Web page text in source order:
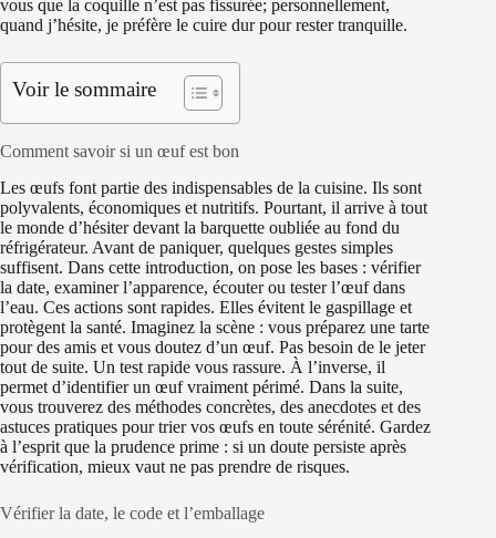
vous que la coquille n’est pas fissurée; personnellement,
quand j’hésite, je préfère le cuire dur pour rester tranquille.
Voir le sommaire
Comment savoir si un œuf est bon
Les œufs font partie des indispensables de la cuisine. Ils sont
polyvalents, économiques et nutritifs. Pourtant, il arrive à tout
le monde d’hésiter devant la barquette oubliée au fond du
réfrigérateur. Avant de paniquer, quelques gestes simples
suffisent. Dans cette introduction, on pose les bases : vérifier
la date, examiner l’apparence, écouter ou tester l’œuf dans
l’eau. Ces actions sont rapides. Elles évitent le gaspillage et
protègent la santé. Imaginez la scène : vous préparez une tarte
pour des amis et vous doutez d’un œuf. Pas besoin de le jeter
tout de suite. Un test rapide vous rassure. À l’inverse, il
permet d’identifier un œuf vraiment périmé. Dans la suite,
vous trouverez des méthodes concrètes, des anecdotes et des
astuces pratiques pour trier vos œufs en toute sérénité. Gardez
à l’esprit que la prudence prime : si un doute persiste après
vérification, mieux vaut ne pas prendre de risques.
Vérifier la date, le code et l’emballage